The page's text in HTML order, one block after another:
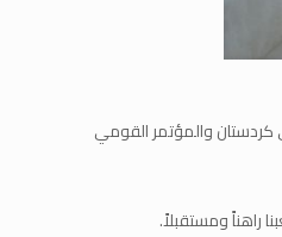
كردستان والمؤتمر القومي
راهناً ومستقبلاً.